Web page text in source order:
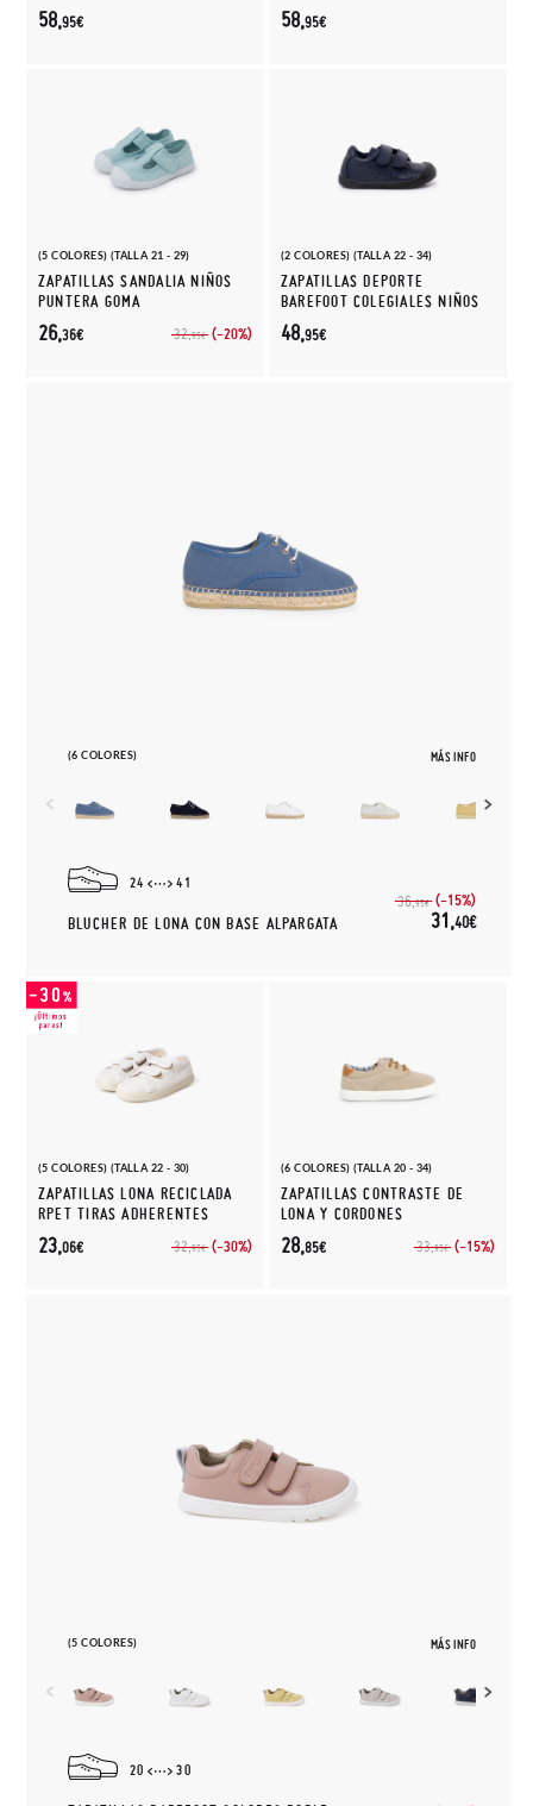
58,95€ 58,95€
(5 COLORES) (TALLA 21 - 29)
ZAPATILLAS SANDALIA NIÑOS
PUNTERA GOMA
32,95€ (-20%)
26,36€
(2 COLORES) (TALLA 22 - 34)
ZAPATILLAS DEPORTE
BAREFOOT COLEGIALES NIÑOS
48,95€
(6 COLORES) MÁS INFO
24 41
BLUCHER DE LONA CON BASE ALPARGATA
36,95€ (-15%)
31,40€
(5 COLORES) (TALLA 22 - 30)
ZAPATILLAS LONA RECICLADA
RPET TIRAS ADHERENTES
32,95€ (-30%)
23,06€
(6 COLORES) (TALLA 20 - 34)
ZAPATILLAS CONTRASTE DE
LONA Y CORDONES
33,95€ (-15%)
28,85€
(5 COLORES) MÁS INFO
20 30